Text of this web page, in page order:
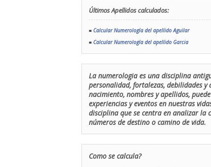
Últimos Apellidos calculados:
■ Calcular Numerología del apellido Aguilar
■ Calcular Numerología del apellido Garcia
La numerologia es una disciplina
personalidad, fortalezas, debilidades
nacimiento, nombres y apellidos,
experiencias y eventos en nuestras
disciplina que se centra en analizar la
números de destino o camino de vida.
Como se calcula?